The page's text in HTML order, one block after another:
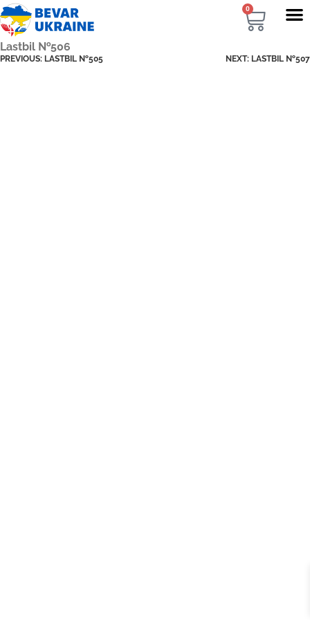
0
Lastbil №506
PREVIOUS: LASTBIL №505 NEXT: LASTBIL №507